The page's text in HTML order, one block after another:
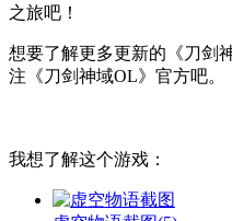
之旅吧！
想要了解更多更新的《刀剑
注《刀剑神域OL》官方吧。
我想了解这个游戏：